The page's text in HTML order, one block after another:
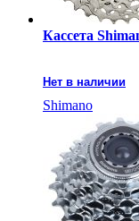
Кассета
Нет в наличии
Shimano